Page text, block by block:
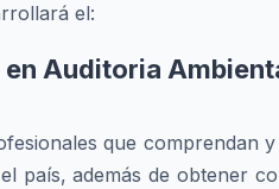
el:
Auditoria
que comprendan
país, además de obtener